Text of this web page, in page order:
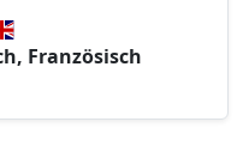
Französisch